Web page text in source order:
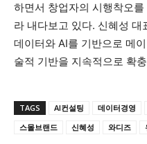
하면서 창업자의 시행착오
라 내다보고 있다. 신혜성
데이터와 AI를 기반으로 메
술적 기반을 지속적으로 확
TAGS AI컨설팅 데이터경영
스몰브랜드
신혜성 와디즈